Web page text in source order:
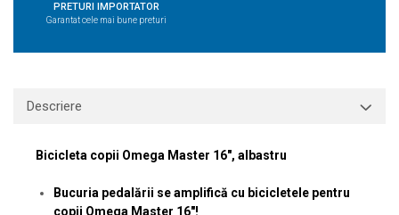
PRETURI IMPORTATOR
Garantat cele mai bune preturi
Descriere
​Bicicleta copii Omega Master 16", albastru
Bucuria pedalării se amplifică cu bicicletele pentru
copii Omega Master 16"!